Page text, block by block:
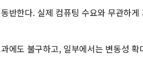
반한다. 실제 컴퓨팅 수요와 무관하게
에도 불구하고, 일부에서는 변동성 확